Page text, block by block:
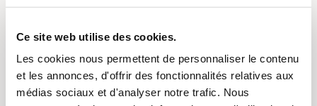
Ce site web utilise des cookies.
Les cookies nous permettent de personnaliser le contenu
et les annonces, d'offrir des fonctionnalités relatives aux
médias sociaux et d'analyser notre trafic. Nous
VOUS . MERE - Atelier d'écriture d'Arnold
Générativité et histoire, Participation, intégration et inclusion, Culture et arts